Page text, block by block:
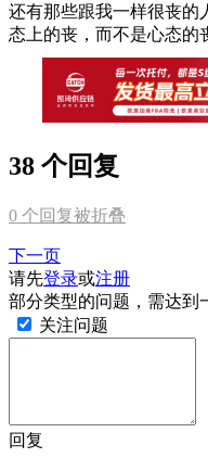
还有那些跟我一样很丧的
态上的丧，而不是心态的
38 个回复
0 个回复被折叠
下一页
请先登录或注册
部分类型的问题，需达到
关注问题
回复